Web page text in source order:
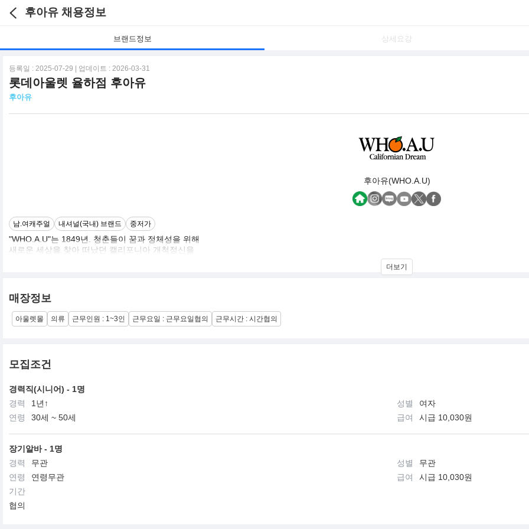
후아유 채용정보
브랜드정보 상세요강
등록일 : 2025-07-29 | 업데이트 : 2026-03-31
롯데아울렛 율하점 후아유
후아유
후아유(WHO.A.U)
남.여캐주얼 내셔널(국내) 브랜드 중저가
"WHO.A.U"는 1849년. 청춘들이 꿈과 정체성을 위해
새로운 세상을 찾아 떠났던 캘리포니아 개척정신을
"CAMPUS, OUTDOOR, FARM, BEACH SPORTS“ 으로
제안하고 있으며, 우리의 컬렉션은 그들의
CALIFORNIA DREAMER LIFESTYLE 을 위해 디자인 됩니다.
더보기
매장정보
아울렛몰 의류 근무인원 : 1~3인 근무요일 : 근무요일협의 근무시간 : 시간협의
모집조건
경력직(시니어) - 1명
경력
1년↑ 성별
여자
연령
30세 ~ 50세 급여 시급 10,030원
장기알바 - 1명
경력
무관 성별
무관
연령
연령무관 급여
시급 10,030원
기간
협의